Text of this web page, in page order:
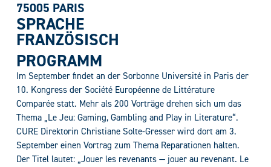
75005 PARIS
SPRACHE
FRANZÖSISCH
PROGRAMM
Im September findet an der Sorbonne Université in Paris der
10. Kongress der Société Européenne de Littérature
Comparée statt. Mehr als 200 Vorträge drehen sich um das
Thema „Le Jeu: Gaming, Gambling and Play in Literature“.
CURE Direktorin Christiane Solte-Gresser wird dort am 3.
September einen Vortrag zum Thema Reparationen halten.
Der Titel lautet: „Jouer les revenants — jouer au revenant. Le